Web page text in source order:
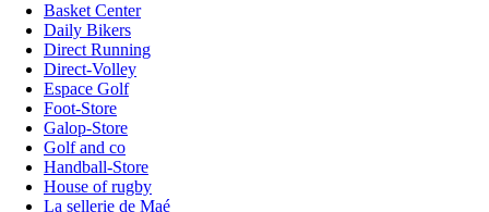
Basket Center
Daily Bikers
Direct Running
Direct-Volley
Espace Golf
Foot-Store
Galop-Store
Golf and co
Handball-Store
House of rugby
La sellerie de Maé